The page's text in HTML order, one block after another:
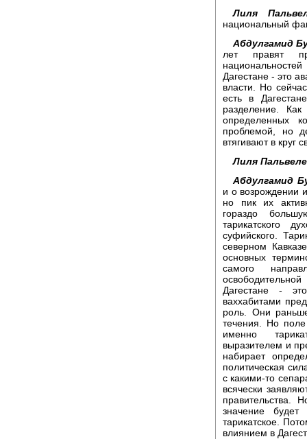
Лиля
национальный
Абдулгамид
лет правят
Дагестане - это
власти. Но
есть в
разделение.
определенных
проблемой, но
втягивают в круг
Лиля
Абдулгамид
и о возрождении
но пик их
гораздо
тарикатского
суфийского.
северном
основных
самого
Дагестане -
ваххабитами
роль. Они
течения. Но
именно
выразителем и
набирает
политическая
с какими-то
всячески
значение
тарикатское.
влиянием в